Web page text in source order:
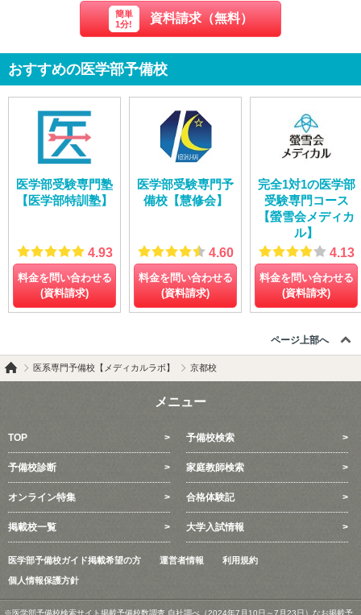
簡単
1分!
資料請求（無料）
おすすめの医学部予備校
医学部受験専門塾
【医学部特訓塾】
4.93
料金を問い合わせる
(資料請求)
医学部受験専門予
備校【慧修会】
4.60
料金を問い合わせる
(資料請求)
完全1対1の医学部
受験専門コース
【螢雪会メディカ
ル】
4.13
料金を問い合わせる
(資料請求)
ページ上部へ
医系専門予備校【メディカルラボ】 京都校
メニュー
TOP 予備校検索
予備校診断 家庭教師検索
オンライン特集 合格体験記
掲載校一覧 大学入試情報
医学部予備校ガイド掲載希望の方 運営者情報 利用規約
個人情報保護方針
※医学部予備校検索サイト掲載予備校数調査 自社調べ（2024年7月10日～7月23日）なお掲載予